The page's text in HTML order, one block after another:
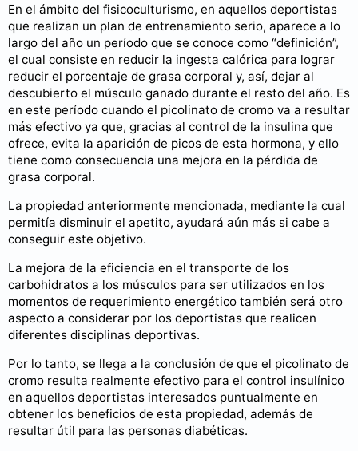
En el ámbito del fisicoculturismo, en aquellos deportistas
que realizan un plan de entrenamiento serio, aparece a lo
largo del año un período que se conoce como “definición”,
el cual consiste en reducir la ingesta calórica para lograr
reducir el porcentaje de grasa corporal y, así, dejar al
descubierto el músculo ganado durante el resto del año. Es
en este período cuando el picolinato de cromo va a resultar
más efectivo ya que, gracias al control de la insulina que
ofrece, evita la aparición de picos de esta hormona, y ello
tiene como consecuencia una mejora en la pérdida de
grasa corporal.
La propiedad anteriormente mencionada, mediante la cual
permitía disminuir el apetito, ayudará aún más si cabe a
conseguir este objetivo.
La mejora de la eficiencia en el transporte de los
carbohidratos a los músculos para ser utilizados en los
momentos de requerimiento energético también será otro
aspecto a considerar por los deportistas que realicen
diferentes disciplinas deportivas.
Por lo tanto, se llega a la conclusión de que el picolinato de
cromo resulta realmente efectivo para el control insulínico
en aquellos deportistas interesados puntualmente en
obtener los beneficios de esta propiedad, además de
resultar útil para las personas diabéticas.